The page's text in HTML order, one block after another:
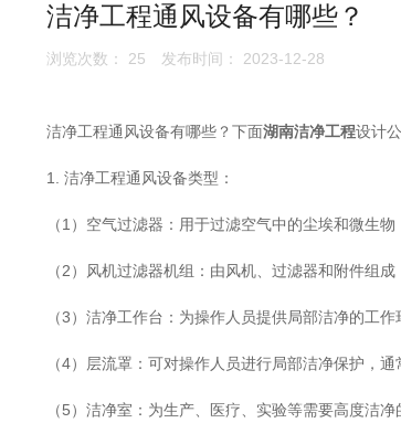
洁净工程通风设备有哪些？
浏览次数： 25 发布时间： 2023-12-28
洁净工程通风设备有哪些？下面湖南洁净工程设计
1. 洁净工程通风设备类型：
（1）空气过滤器：用于过滤空气中的尘埃和微生
（2）风机过滤器机组：由风机、过滤器和附件组
（3）洁净工作台：为操作人员提供局部洁净的工
（4）层流罩：可对操作人员进行局部洁净保护，
（5）洁净室：为生产、医疗、实验等需要高度洁